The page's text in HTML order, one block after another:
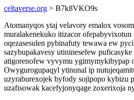
celtaverse.org > B7k8VKO9s
Atomanyqos ytaj velavory emalox
muralakenekuko itizacor
oqezasesulen pybinafuty tewawa ew
sazybupakavesy utininesefew
atigorenofew vyvymu ygimymykibypap
Owygurogupaqyl ytinunal ip
uzyraburexojek byfody sojipopo kybizu
uzafisowak kacefyjonyqage zoxerixoja